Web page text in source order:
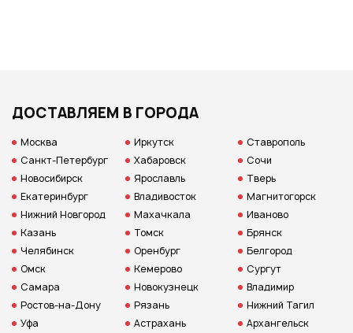
ДОСТАВЛЯЕМ В ГОРОДА
Москва
Санкт-Петербург
Новосибирск
Екатеринбург
Нижний Новгород
Казань
Челябинск
Омск
Самара
Ростов-на-Дону
Уфа
Иркутск
Хабаровск
Ярославль
Владивосток
Махачкала
Томск
Оренбург
Кемерово
Новокузнецк
Рязань
Астрахань
Ставрополь
Сочи
Тверь
Магнитогорск
Иваново
Брянск
Белгород
Сургут
Владимир
Нижний Тагил
Архангельск